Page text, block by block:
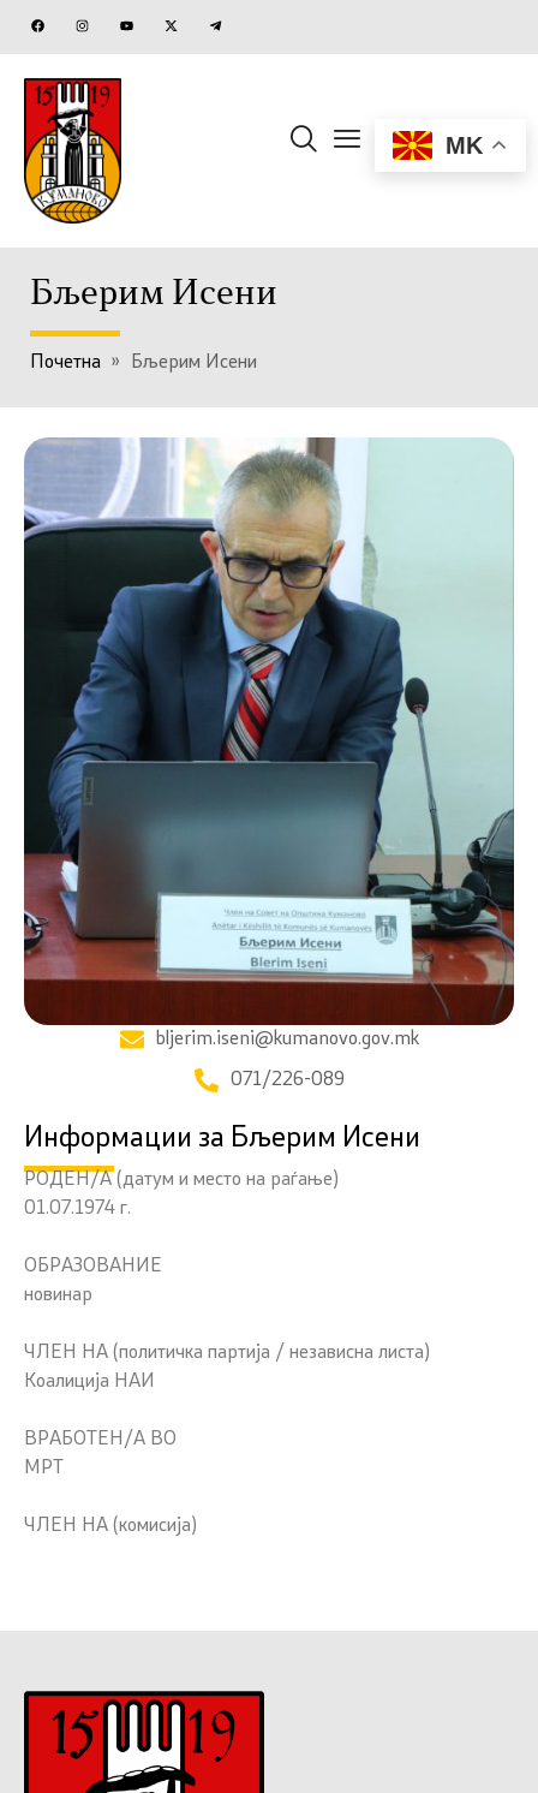
MK
Бљерим Исени
Почетна » Бљерим Исени
bljerim.iseni@kumanovo.gov.mk
071/226-089
Информации за Бљерим Исени
РОДЕН/А (датум и место на раѓање)
01.07.1974 г.
ОБРАЗОВАНИЕ
новинар
ЧЛЕН НА (политичка партија / независна листа)
Коалиција НАИ
ВРАБОТЕН/А ВО
МРТ
ЧЛЕН НА (комисија)